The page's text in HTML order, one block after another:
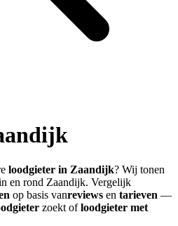
loodgieter in Zaandijk? Wij tonen
en rond Zaandijk. Vergelijk
op basis vanreviews en tarieven —
zoekt ofloodgieter met